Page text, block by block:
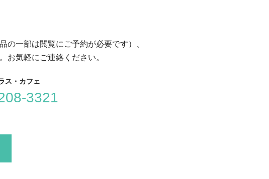
の一部は閲覧にご予約が必要です）、
お気軽にご連絡ください。
ス・カフェ
3321